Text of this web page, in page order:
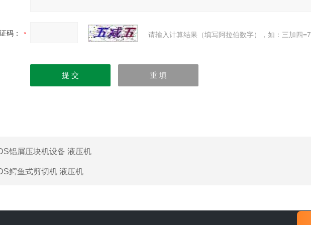
码： 请输入计算结果（填写阿拉伯数字），如：三加四=7
铝屑压块机设备 液压机
鳄鱼式剪切机 液压机